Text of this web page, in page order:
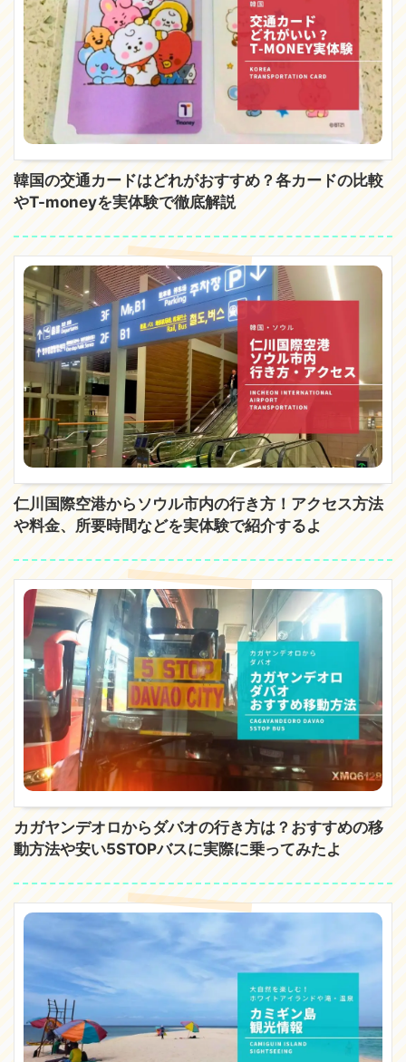
韓国の交通カードはどれがおすすめ？各カードの比較
やT-moneyを実体験で徹底解説
仁川国際空港からソウル市内の行き方！アクセス方法
や料金、所要時間などを実体験で紹介するよ
カガヤンデオロからダバオの行き方は？おすすめの移
動方法や安い5STOPバスに実際に乗ってみたよ